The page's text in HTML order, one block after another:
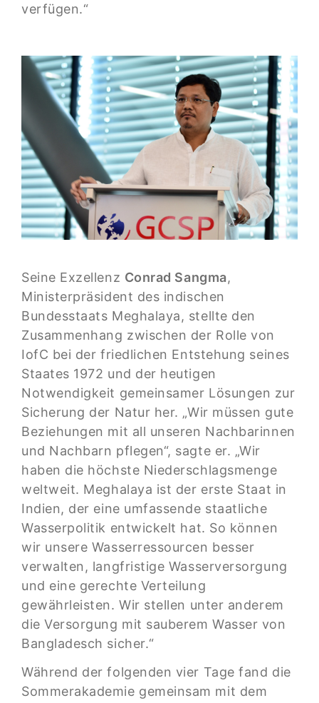
verfügen.“
Seine Exzellenz Conrad Sangma,
Ministerpräsident des indischen
Bundesstaats Meghalaya, stellte den
Zusammenhang zwischen der Rolle von
IofC bei der friedlichen Entstehung seines
Staates 1972 und der heutigen
Notwendigkeit gemeinsamer Lösungen zur
Sicherung der Natur her. „Wir müssen gute
Beziehungen mit all unseren Nachbarinnen
und Nachbarn pflegen“, sagte er. „Wir
haben die höchste Niederschlagsmenge
weltweit. Meghalaya ist der erste Staat in
Indien, der eine umfassende staatliche
Wasserpolitik entwickelt hat. So können
wir unsere Wasserressourcen besser
verwalten, langfristige Wasserversorgung
und eine gerechte Verteilung
gewährleisten. Wir stellen unter anderem
die Versorgung mit sauberem Wasser von
Bangladesch sicher.“
Während der folgenden vier Tage fand die
Sommerakademie gemeinsam mit dem